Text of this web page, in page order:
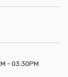
- 03:30PM